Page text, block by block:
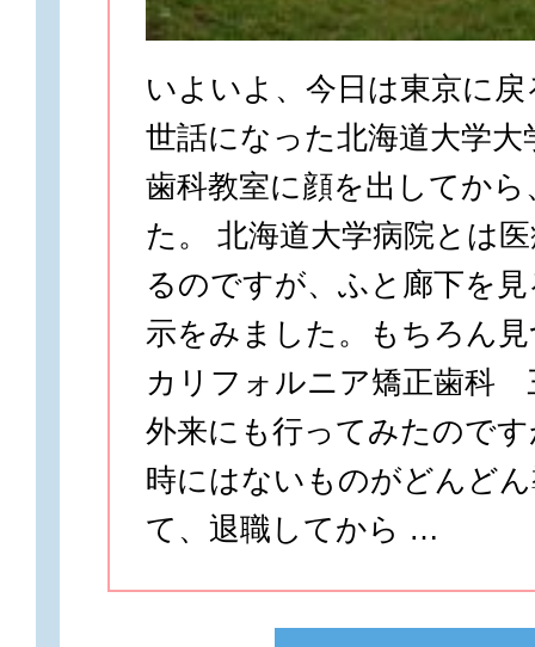
いよいよ、今日は東京に
世話になった北海道大学大
歯科教室に顔を出してか
た。 北海道大学病院とは
るのですが、ふと廊下を
示をみました。もちろん
カリフォルニア矯正歯科
外来にも行ってみたので
時にはないものがどんど
て、退職してから …